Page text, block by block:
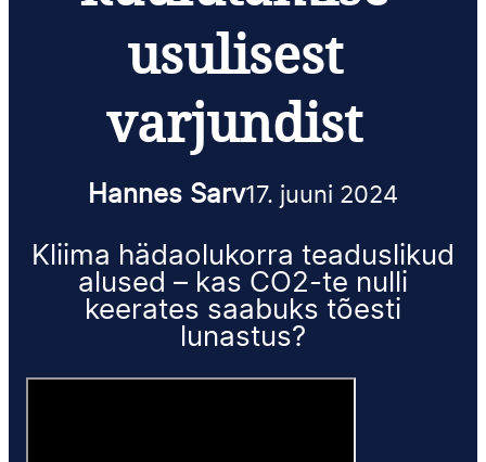
usulisest
varjundist
Hannes Sarv17. juuni 2024
Kliima hädaolukorra teaduslikud
alused – kas CO2-te nulli
keerates saabuks tõesti
lunastus?